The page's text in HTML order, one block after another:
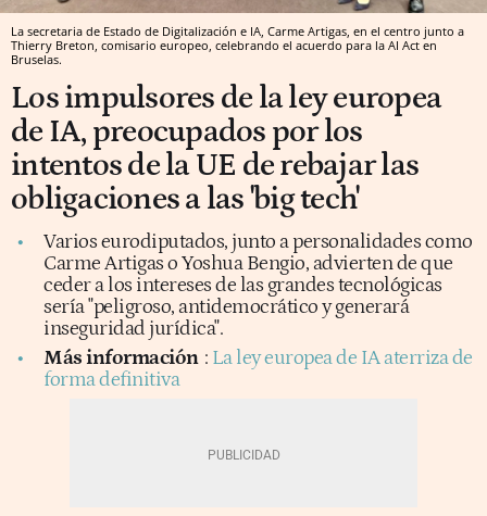
La secretaria de Estado de Digitalización e IA, Carme Artigas, en el centro junto a
Thierry Breton, comisario europeo, celebrando el acuerdo para la AI Act en
Bruselas.
Los impulsores de la ley europea
de IA, preocupados por los
intentos de la UE de rebajar las
obligaciones a las 'big tech'
Varios eurodiputados, junto a personalidades como
Carme Artigas o Yoshua Bengio, advierten de que
ceder a los intereses de las grandes tecnológicas
sería "peligroso, antidemocrático y generará
inseguridad jurídica".
Más información : La ley europea de IA aterriza de
forma definitiva